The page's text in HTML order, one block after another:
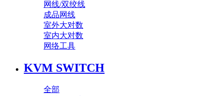
网线/双绞线
成品网线
室外大对数
室内大对数
网络工具
KVM SWITCH
全部